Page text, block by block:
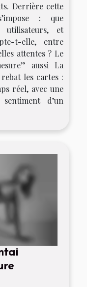
Derrière cette
: que
utilisateurs, et
t-elle, entre
attentes ? Le
aussi La
les cartes :
réel, avec une
d’un